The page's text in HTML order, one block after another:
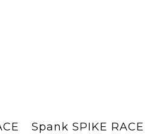
Spank SPIKE RACE